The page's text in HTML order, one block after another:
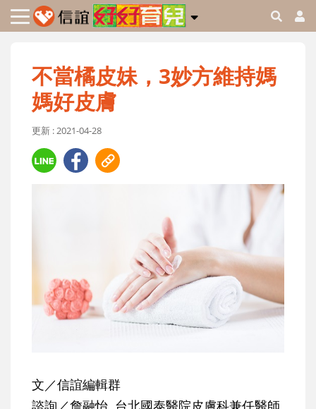
不當橘皮妹，3妙方維持媽
媽好皮膚
更新 : 2021-04-28
文／信誼編輯群
諮詢／詹融怡 台北國泰醫院皮膚科兼任醫師